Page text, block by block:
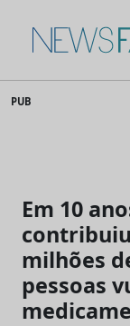
to
News Farma
PUB
Em 10
milhões
pessoas